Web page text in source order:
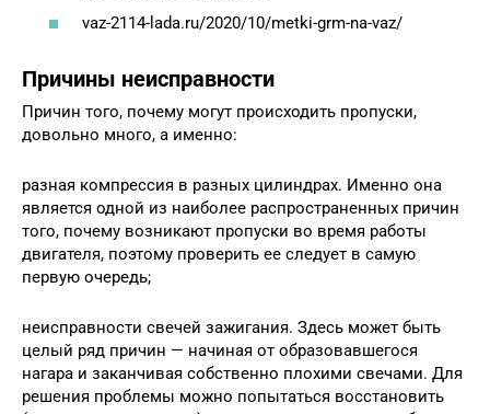
vaz-2114-lada.ru/2020/10/metki-grm-na-vaz/
Причины неисправности
Причин того, почему могут происходить пропуски,
довольно много, а именно:
разная компрессия в разных цилиндрах. Именно она
является одной из наиболее распространенных причин
того, почему возникают пропуски во время работы
двигателя, поэтому проверить ее следует в самую
первую очередь;
неисправности свечей зажигания. Здесь может быть
целый ряд причин — начиная от образовавшегося
нагара и заканчивая собственно плохими свечами. Для
решения проблемы можно попытаться восстановить